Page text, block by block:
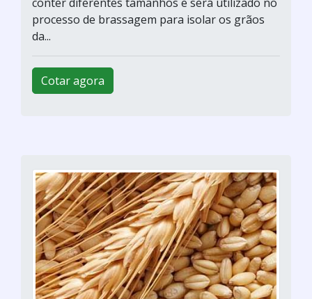
processo de brassagem para isolar os grãos
da...
Cotar agora